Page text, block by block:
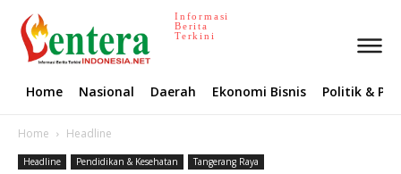
Informasi
Berita
Terkini
Home Nasional Daerah Ekonomi Bisnis Politik &
Home Headline
Headline Pendidikan & Kesehatan Tangerang Raya